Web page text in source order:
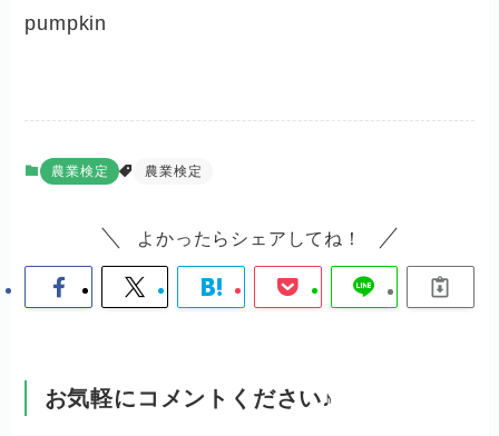
pumpkin
農業検定 農業検定
よかったらシェアしてね！
お気軽にコメントください♪